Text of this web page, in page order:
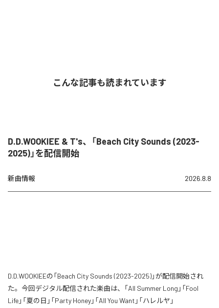
こんな記事も読まれています
D.D.WOOKIEE & T's、「Beach City Sounds (2023-
2025)」を配信開始
新曲情報 2026.8.8
D.D.WOOKIEEの「Beach City Sounds (2023-2025)」が配信開始され
た。今回デジタル配信された楽曲は、「All Summer Long」「Fool
Life」「夏の日」「Party Honey」「All You Want」「ハレルヤ」